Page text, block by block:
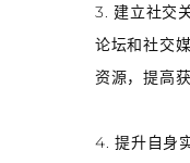
3. 建立社交
论坛和社交
资源，提高
4. 提升自身